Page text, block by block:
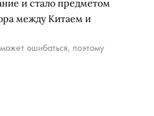
и стало предметом
между Китаем и
ошибаться, поэтому